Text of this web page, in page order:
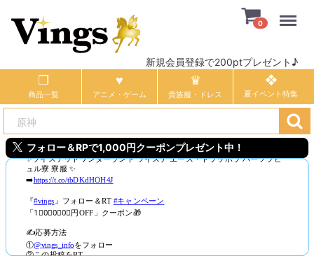
新規会員登録で200ptプレゼント♪
0
商品一覧 アニメ・ゲーム 貴族服・ドレス
フォロー＆RPで1,000円クーポンプレゼント中！